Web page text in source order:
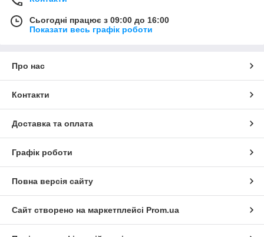
Сьогодні працює з 09:00 до 16:00
Показати весь графік роботи
Про нас
Контакти
Доставка та оплата
Графік роботи
Повна версія сайту
Сайт створено на маркетплейсі Prom.ua